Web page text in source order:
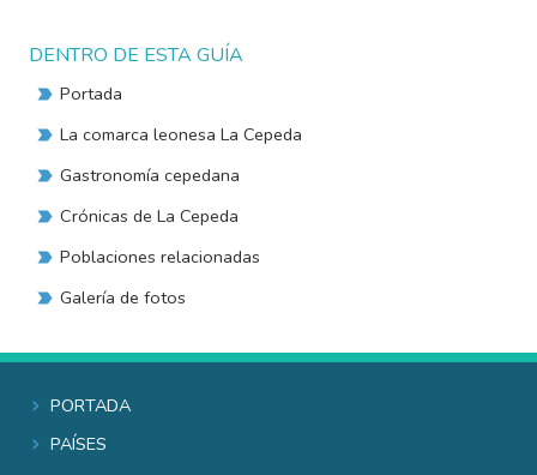
DENTRO DE ESTA GUÍA
Portada
La comarca leonesa La Cepeda
Gastronomía cepedana
Crónicas de La Cepeda
Poblaciones relacionadas
Galería de fotos
Portada
Países